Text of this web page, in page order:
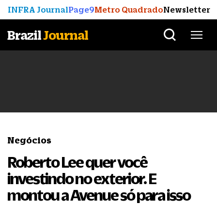
INFRA JournalPage9Metro QuadradoNewsletter
BrazilJournal
Negócios
Roberto Lee quer você
investindo no exterior. E
montou a Avenue só para isso